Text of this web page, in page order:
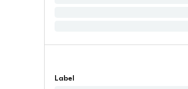
Label